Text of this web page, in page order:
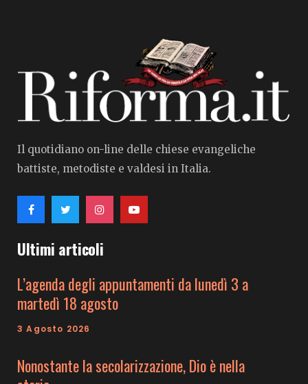
Il quotidiano on-line delle chiese evangeliche
battiste, metodiste e valdesi in Italia.
Ultimi articoli
L’agenda degli appuntamenti da lunedì 3 a
martedì 18 agosto
3 Agosto 2026
Nonostante la secolarizzazione, Dio è nella